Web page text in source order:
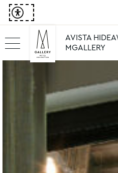
AVISTA
MGALLERY